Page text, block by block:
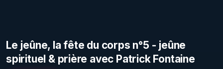
Le jeûne, la fête du corps n°5 - jeûne
spirituel & prière avec Patrick Fontaine